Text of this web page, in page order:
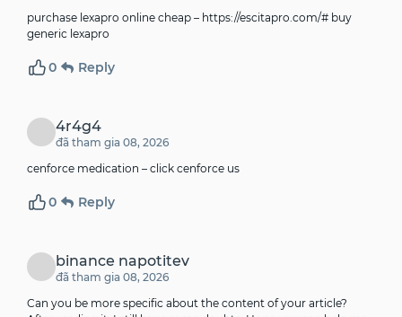
purchase lexapro online cheap – https://escitapro.com/# buy
generic lexapro
0 Reply
4r4g4
đã tham gia 08, 2026
cenforce medication – click cenforce us
0 Reply
binance napotitev
đã tham gia 08, 2026
Can you be more specific about the content of your article?